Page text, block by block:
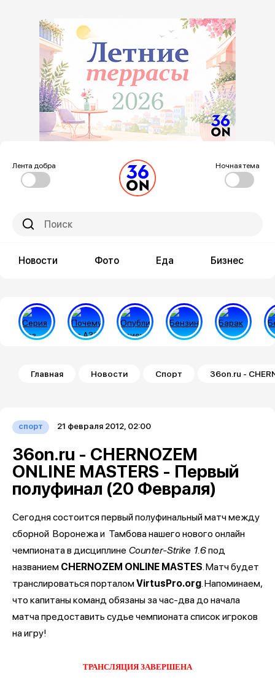
Лента добра Ночная тема
Новости Фото Еда Бизнес
Строка навигации
Главная Новости Спорт 36on.ru -
спорт 21 февраля 2012, 02:00
36on.ru - CHERNOZEM
ONLINE MASTERS - Первый
полуфинал (20 Февраля)
Сегодня состоится первый полуфинальный матч между
сборной Воронежа и Тамбова нашего нового онлайн
чемпионата в дисциплине Counter-Strike 1.6под
названием CHERNOZEM ONLINE MASTES . Матч будет
транслироваться порталомVirtusPro.org . Напоминаем,
что капитаны команд обязаны за час-два до начала
матча предоставить судье чемпионата список игроков
на игру!
ТРАНСЛЯЦИЯ ЗАВЕРШЕНА